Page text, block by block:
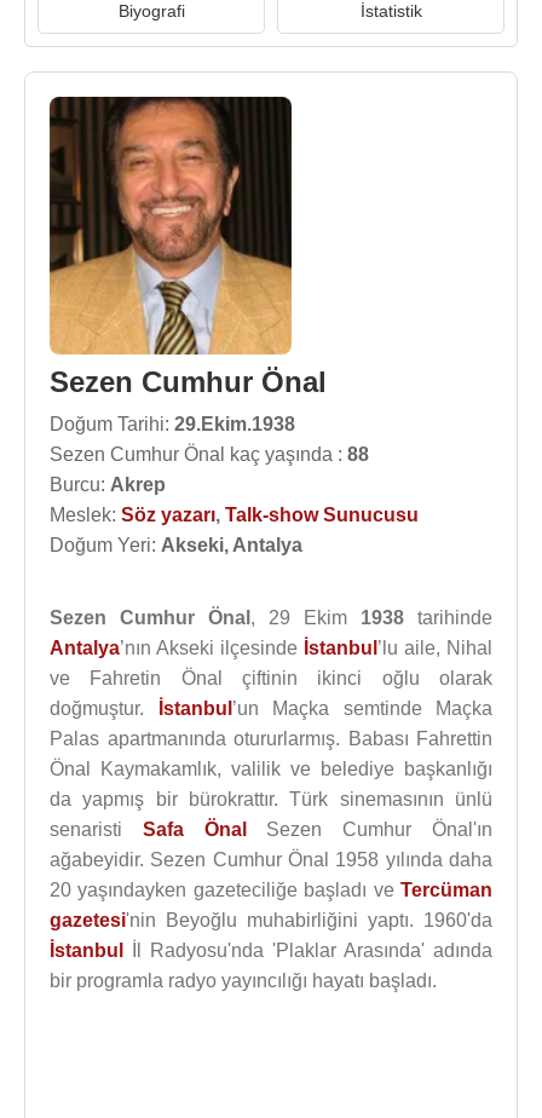
Biyografi İstatistik
Sezen Cumhur Önal
Doğum Tarihi: 29.Ekim.1938
Sezen Cumhur Önal kaç yaşında : 88
Burcu: Akrep
Meslek: Söz yazarı, Talk-show Sunucusu
Doğum Yeri: Akseki, Antalya
Sezen Cumhur Önal , 29 Ekim 1938 tarihinde
Antalya’nın Akseki ilçesinde İstanbul ’lu aile, Nihal
ve Fahretin Önal çiftinin ikinci oğlu olarak
doğmuştur.
İstanbul ’un Maçka semtinde Maçka
Palas apartmanında otururlarmış. Babası Fahrettin
Önal Kaymakamlık, valilik ve belediye başkanlığı
da yapmış bir bürokrattır. Türk sinemasının ünlü
senaristi Safa Önal
Sezen Cumhur Önal'ın
ağabeyidir. Sezen Cumhur Önal 1958 yılında daha
20 yaşındayken gazeteciliğe başladı ve Tercüman
gazetesi'nin Beyoğlu muhabirliğini yaptı. 1960'da
İstanbul
İl Radyosu'nda 'Plaklar Arasında' adında
bir programla radyo yayıncılığı hayatı başladı.